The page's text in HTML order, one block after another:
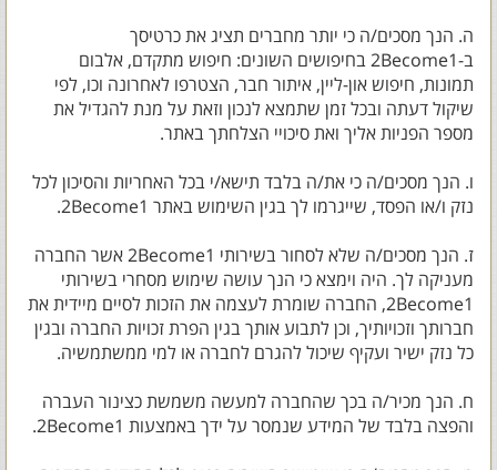
ה. הנך מסכים/ה כי יותר מחברים תציג את כרטיסך
ב-2Become1 בחיפושים השונים: חיפוש מתקדם, אלבום
תמונות, חיפוש און-ליין, איתור חבר, הצטרפו לאחרונה וכו, לפי
שיקול דעתה ובכל זמן שתמצא לנכון וזאת על מנת להגדיל את
מספר הפניות אליך ואת סיכויי הצלחתך באתר.
ו. הנך מסכים/ה כי את/ה בלבד תישא/י בכל האחריות והסיכון לכל
נזק ו/או הפסד, שייגרמו לך בגין השימוש באתר 2Become1.
ז. הנך מסכים/ה שלא לסחור בשירותי 2Become1 אשר החברה
מעניקה לך. היה וימצא כי הנך עושה שימוש מסחרי בשירותי
2Become1, החברה שומרת לעצמה את הזכות לסיים מיידית את
חברותך וזכויותיך, וכן לתבוע אותך בגין הפרת זכויות החברה ובגין
כל נזק ישיר ועקיף שיכול להגרם לחברה או למי ממשתמשיה.
ח. הנך מכיר/ה בכך שהחברה למעשה משמשת כצינור העברה
והפצה בלבד של המידע שנמסר על ידך באמצעות 2Become1.